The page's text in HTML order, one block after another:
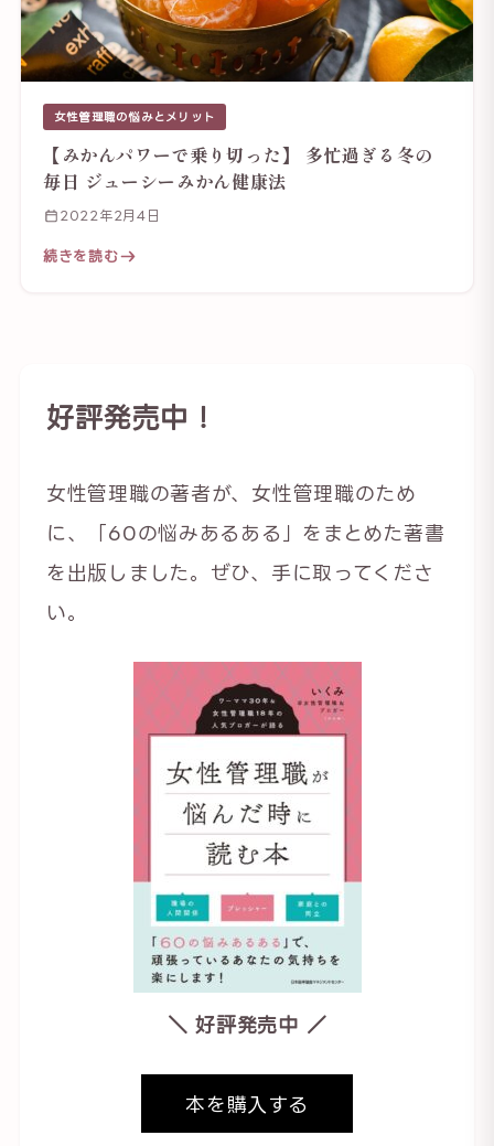
女性管理職の悩みとメリット
【みかんパワーで乗り切った】 多忙過ぎる冬の
毎日 ジューシーみかん健康法
2022年2月4日
続きを読む
好評発売中！
女性管理職の著者が、女性管理職のため
に、「60の悩みあるある」をまとめた著書
を出版しました。ぜひ、手に取ってくださ
い。
＼ 好評発売中 ／
本を購入する